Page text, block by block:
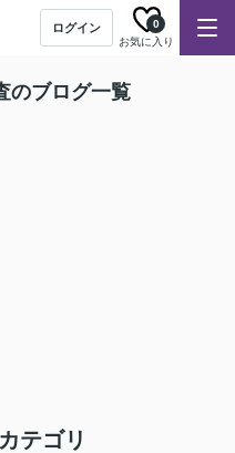
ログイン
お気に入り
0
のブログ一覧
テゴリ